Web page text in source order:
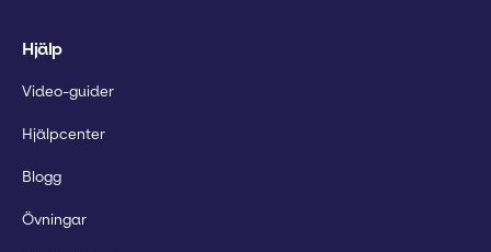
Hjälp
Video-guider
Hjälpcenter
Blogg
Övningar